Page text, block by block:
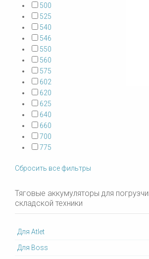
500
525
540
546
550
560
575
602
620
625
640
660
700
775
Сбросить все фильтры
Тяговые аккумуляторы для
складской техники
Для Atlet
Для Boss